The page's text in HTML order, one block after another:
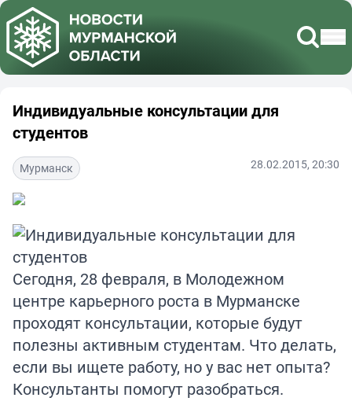
Индивидуальные консультации для
студентов
Мурманск 28.02.2015, 20:30
Сегодня, 28 февраля, в Молодежном
центре карьерного роста в Мурманске
проходят консультации, которые будут
полезны активным студентам. Что делать,
если вы ищете работу, но у вас нет опыта?
Консультанты помогут разобраться.